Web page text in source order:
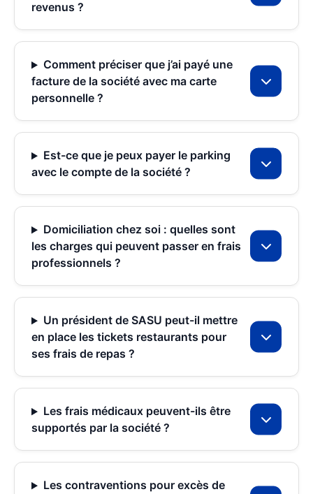
revenus ?
Comment préciser que j’ai payé une
facture de la société avec ma carte
personnelle ?
Est-ce que je peux payer le parking
avec le compte de la société ?
Domiciliation chez soi : quelles sont
les charges qui peuvent passer en frais
professionnels ?
Un président de SASU peut-il mettre
en place les tickets restaurants pour
ses frais de repas ?
Les frais médicaux peuvent-ils être
supportés par la société ?
Les contraventions pour excès de